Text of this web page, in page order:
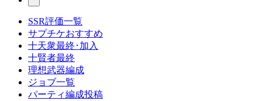
SSR評価一覧
サプチケおすすめ
十天衆最終･加入
十賢者最終
理想武器編成
ジョブ一覧
パーティ編成投稿